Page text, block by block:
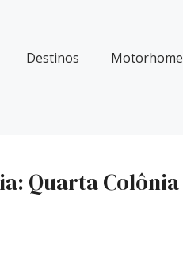
Destinos Motorhome
Quarta Colônia